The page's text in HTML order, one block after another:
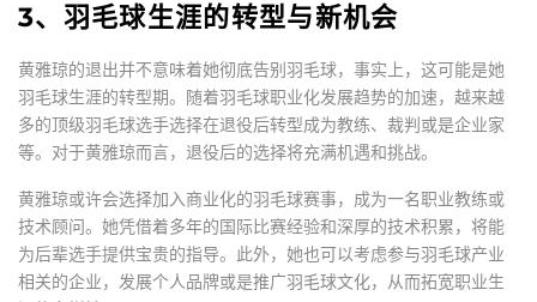
3、羽毛球生涯的转型与新机会
黄雅琼的退出并不意味着她彻底告别羽毛球，事实上，这可能是她
羽毛球生涯的转型期。随着羽毛球职业化发展趋势的加速，越来越
多的顶级羽毛球选手选择在退役后转型成为教练、裁判或是企业家
等。对于黄雅琼而言，退役后的选择将充满机遇和挑战。
黄雅琼或许会选择加入商业化的羽毛球赛事，成为一名职业教练或
技术顾问。她凭借着多年的国际比赛经验和深厚的技术积累，将能
为后辈选手提供宝贵的指导。此外，她也可以考虑参与羽毛球产业
相关的企业，发展个人品牌或是推广羽毛球文化，从而拓宽职业生